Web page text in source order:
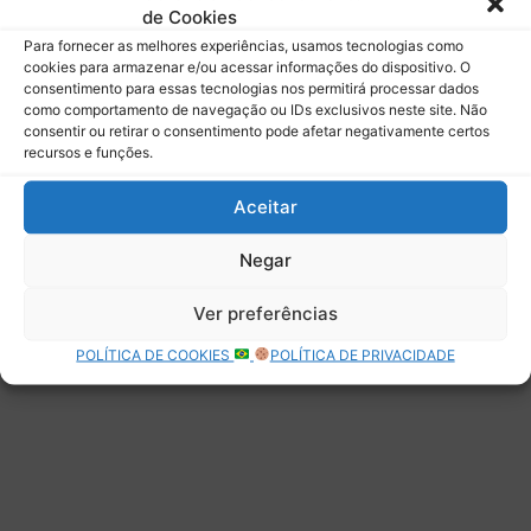
de Cookies
Para fornecer as melhores experiências, usamos tecnologias como
cookies para armazenar e/ou acessar informações do dispositivo. O
consentimento para essas tecnologias nos permitirá processar dados
como comportamento de navegação ou IDs exclusivos neste site. Não
consentir ou retirar o consentimento pode afetar negativamente certos
recursos e funções.
Aceitar
Negar
Ver preferências
POLÍTICA DE COOKIES POLÍTICA DE PRIVACIDADE
Deixe uma resposta